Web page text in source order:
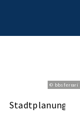
© bbsferrari
Stadtplanung